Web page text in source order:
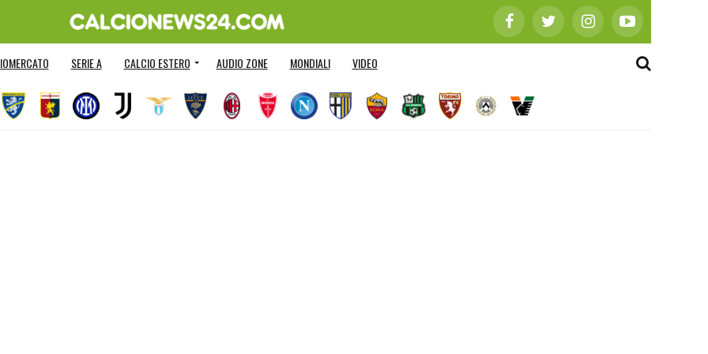
SERIE A CALCIO ESTERO AUDIO ZONE MONDIALI VIDEO